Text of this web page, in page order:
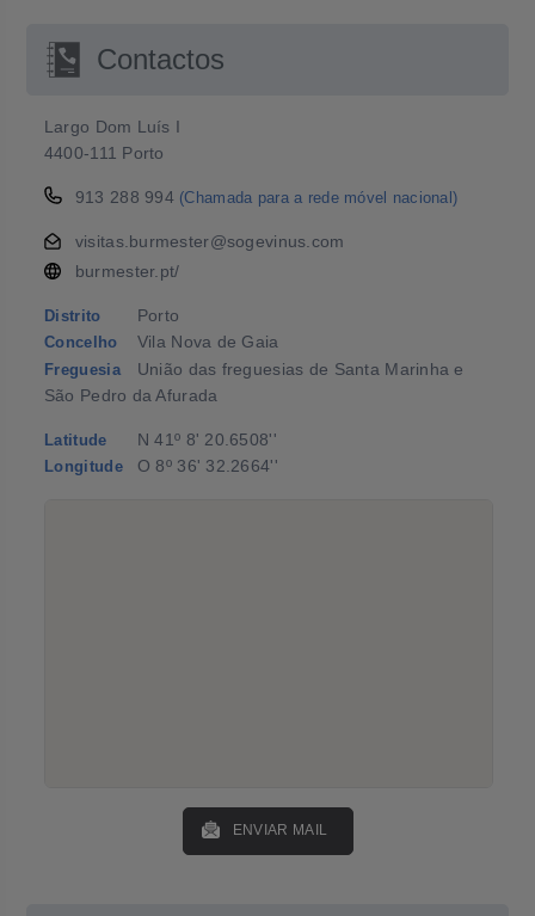
Contactos
Largo Dom Luís I
4400-111 Porto
913 288 994 (Chamada para a rede móvel nacional)
visitas.burmester@sogevinus.com
burmester.pt/
Distrito Porto
Concelho Vila Nova de Gaia
Freguesia
União das freguesias de Santa Marinha e
São Pedro da Afurada
Latitude N 41º 8' 20.6508''
Longitude O 8º 36' 32.2664''
ENVIAR MAIL